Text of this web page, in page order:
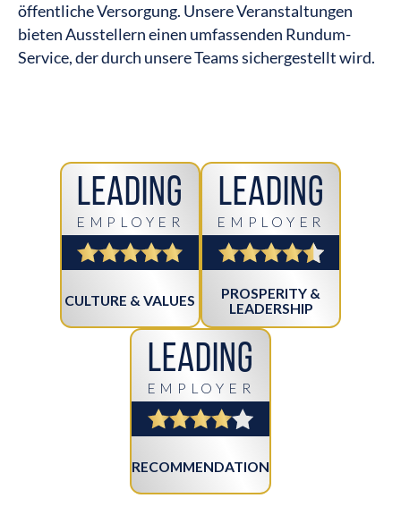
öffentliche Versorgung. Unsere Veranstaltungen
bieten Ausstellern einen umfassenden Rundum-
Service, der durch unsere Teams sichergestellt wird.
Leading
EMPLOYER
CULTURE & VALUES
Leading
EMPLOYER
PROSPERITY &
LEADERSHIP
Leading
EMPLOYER
RECOMMENDATION